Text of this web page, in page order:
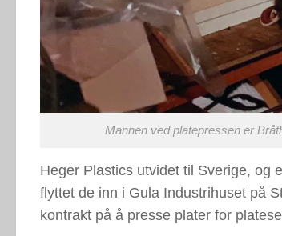
Mannen ved platepressen er
Heger Plastics utvidet til Sverige, og
flyttet de inn i Gula Industrihuset på
kontrakt på å presse plater for